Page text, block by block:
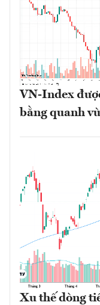
VN-Index
bằng quanh
Xu thế dòng